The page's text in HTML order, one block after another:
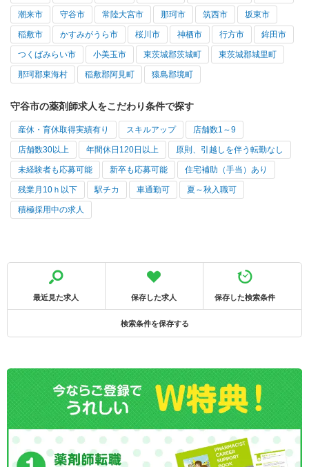
潮来市 守谷市 常陸大宮市 那珂市 筑西市 坂東市
稲敷市 かすみがうら市 桜川市 神栖市 行方市 鉾田市
つくばみらい市 小美玉市 東茨城郡茨城町 東茨城郡城里町
那珂郡東海村 稲敷郡阿見町 猿島郡境町
守谷市の薬剤師求人をこだわり条件で探す
産休・育休取得実績有り スキルアップ 店舗数1～9
店舗数30以上 年間休日120日以上 原則、引越しを伴う転勤なし
未経験者も応募可能 新卒も応募可能 住宅補助（手当）あり
残業月10ｈ以下 駅チカ 車通勤可 夏～秋入職可
積極採用中の求人
最近見た求人 保存した求人 保存した検索条件
検索条件を保存する